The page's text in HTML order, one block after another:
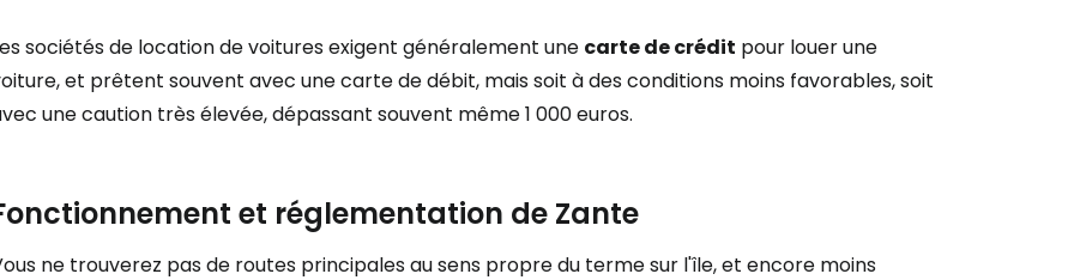
sociétés de location de voitures exigent généralement une carte de crédit pour louer une
et prêtent souvent avec une carte de débit, mais soit à des conditions moins favorables, soit
une caution très élevée, dépassant souvent même 1 000 euros.
et réglementation de Zante
ne trouverez pas de routes principales au sens propre du terme sur l'île, et encore moins